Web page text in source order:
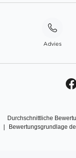
Advies
Durchschnittliche
Bewertungsgrundlage